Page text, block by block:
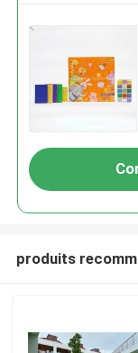
produits